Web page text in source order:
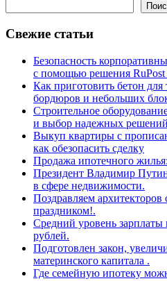
Свежие статьи
Безопасность
с помощью решения RuPost
Как приготовить бетон
бордюров и небольших
Строительное
и выбор надежных решений
Выкуп квартиры с
как обезопасить сделку
Продажа ипотечного
Президент Владимир
в сфере недвижимости.
Поздравляем
праздником!.
Средний уровень
рублей.
Подготовлен закон,
материнского капитала .
Где семейную ипотеку